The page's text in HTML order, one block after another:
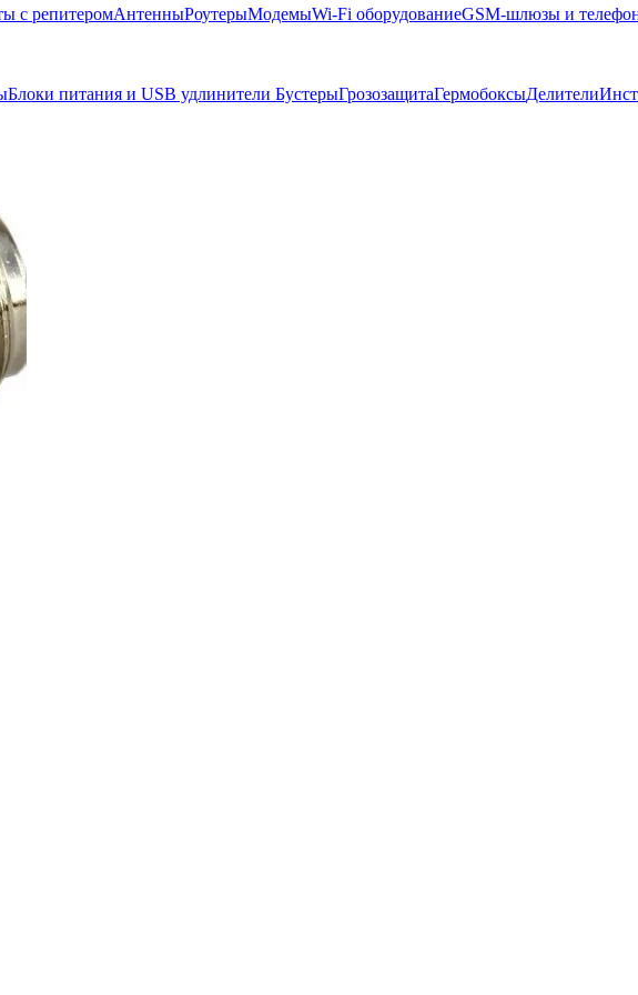
с репитеромАнтенныРоутерыМодемыWi-Fi оборудованиеGSM-шлюзы и
Блоки питания и USB удлинители БустерыГрозозащитаГермобоксыДелители